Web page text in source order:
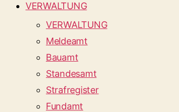
VERWALTUNG
VERWALTUNG
Meldeamt
Bauamt
Standesamt
Strafregister
Fundamt